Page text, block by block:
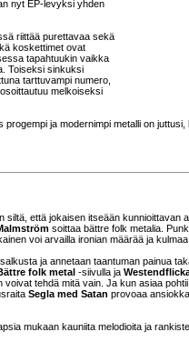
nyt EP-levyksi yhden
riittää purettavaa sekä
koskettimet ovat
tapahtuukin vaikka
Toiseksi sinkuksi
tarttuvampi numero,
melkoiseksi
ja modernimpi metalli on
siltä, että jokaisen itseään kunnioittavan
soittaa bättre folk metalia.
voi arvailla ironian määrää ja kulmaa.
ja annetaan taantuman painua
folk metal -siivulla ja
tehdä mitä vain. Ja kun asiaa
Segla med Satan provoaa
mukaan kauniita melodioita ja